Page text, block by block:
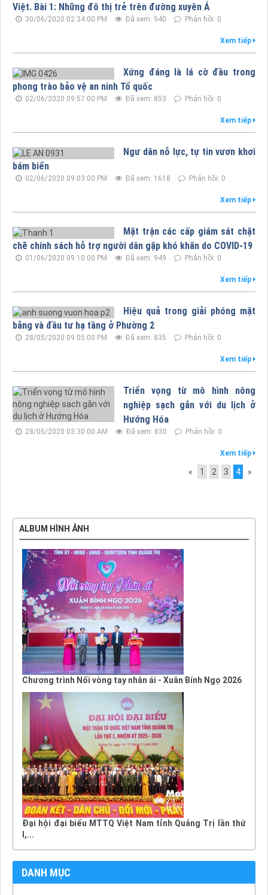
Việt. Bài 1: Những đô thị trẻ trên đường xuyên Á
30/06/2020 02:34:00 PM Đã xem: 940 Phản hồi: 0
Xem tiếp
Xứng đáng là lá cờ đầu trong
phong trào bảo vệ an ninh Tổ quốc
02/06/2020 09:57:00 PM Đã xem: 853 Phản hồi: 0
Xem tiếp
Ngư dân nỗ lực, tự tin vươn khơi
bám biển
02/06/2020 09:03:00 PM Đã xem: 1618 Phản hồi: 0
Xem tiếp
Mặt trận các cấp giám sát chặt
chẽ chính sách hỗ trợ người dân gặp khó khăn do COVID-19
01/06/2020 09:10:00 PM Đã xem: 949 Phản hồi: 0
Xem tiếp
Hiệu quả trong giải phóng mặt
bằng và đầu tư hạ tầng ở Phường 2
28/05/2020 09:05:00 PM Đã xem: 835 Phản hồi: 0
Xem tiếp
Triển vọng từ mô hình nông
nghiệp sạch gắn với du lịch ở
Hướng Hóa
28/05/2020 03:30:00 AM Đã xem: 830 Phản hồi: 0
Xem tiếp
« 1 2 3 4 »
ALBUM HÌNH ẢNH
Chương trình Nối vòng tay nhân ái - Xuân Bính Ngọ 2026
Đại hội đại biểu MTTQ Việt Nam tỉnh Quảng Trị lần thứ
I,...
DANH MỤC